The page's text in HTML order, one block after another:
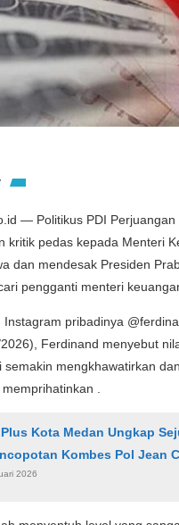
— Politikus PDI
kritik pedas kepada Menteri
dan mendesak Presiden
pengganti menteri keuangan
Instagram pribadinya
Ferdinand menyebut
semakin mengkhawatirkan
.
Kota Medan Ungkap
Kombes Pol Jean
2026